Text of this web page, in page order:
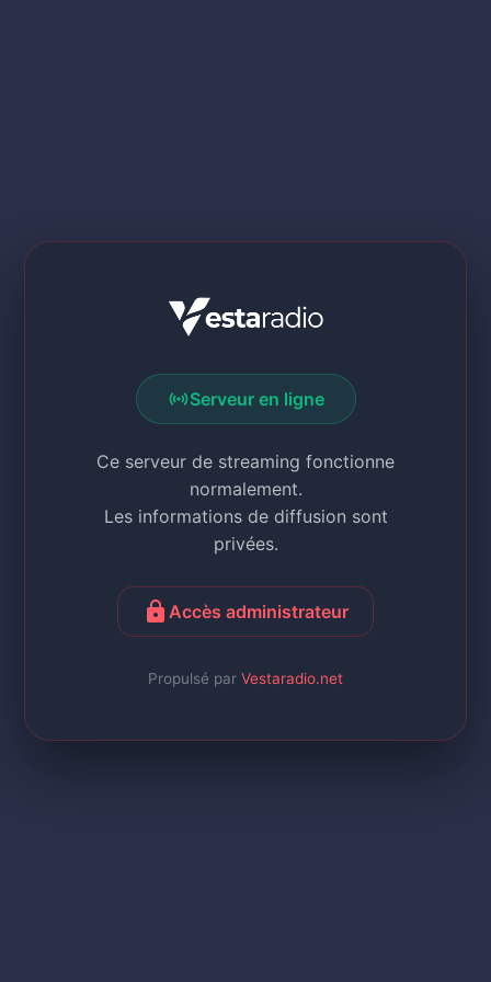
sensorsServeur en ligne
Ce serveur de streaming fonctionne
normalement.
Les informations de diffusion sont
privées.
lock Accès administrateur
Propulsé par Vestaradio.net